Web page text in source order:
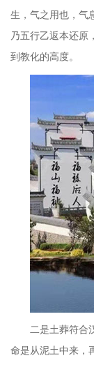
生，气之用也，气
乃五行乙返本还原
到教化的高度。
二是土葬符合
命是从泥土中来，